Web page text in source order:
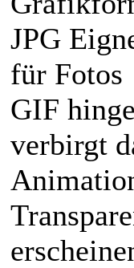
JPG
für Fotos
GIF
verbirgt